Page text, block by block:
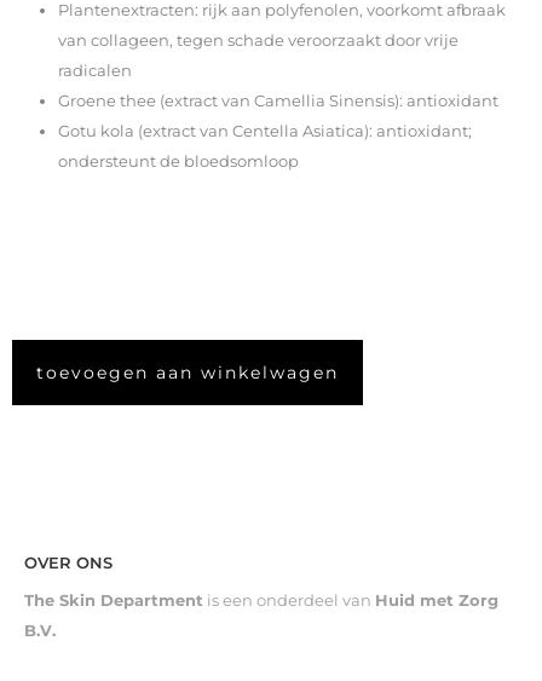
Plantenextracten: rijk aan polyfenolen, voorkomt afbraak
van collageen, tegen schade veroorzaakt door vrije
radicalen
Groene thee (extract van Camellia Sinensis): antioxidant
Gotu kola (extract van Centella Asiatica): antioxidant;
ondersteunt de bloedsomloop
toevoegen aan winkelwagen
OVER ONS
The Skin Department is een onderdeel van Huid met Zorg
B.V.